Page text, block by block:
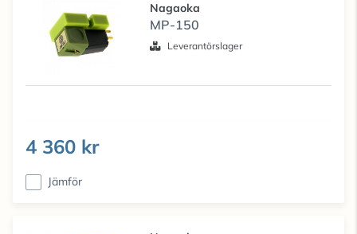
Nagaoka
MP-150
Leverantörslager
4 360 kr
Jämför